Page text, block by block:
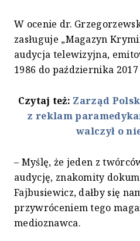
W ocenie dr.
zasługuje „Magazyn
audycja telewizyjna,
1986 do października
Czytaj też: Zarząd
z reklam
walczył o
– Myślę, że jeden z
audycję, znakomity
Fajbusiewicz, dałby się
przywróceniem tego
medioznawca.